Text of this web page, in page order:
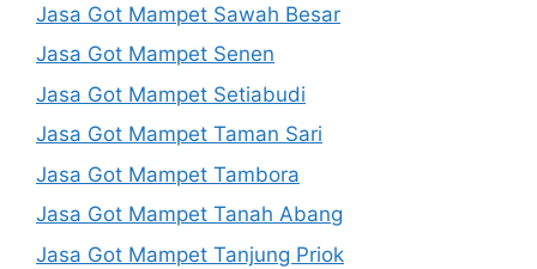
Jasa Got Mampet Sawah Besar
Jasa Got Mampet Senen
Jasa Got Mampet Setiabudi
Jasa Got Mampet Taman Sari
Jasa Got Mampet Tambora
Jasa Got Mampet Tanah Abang
Jasa Got Mampet Tanjung Priok